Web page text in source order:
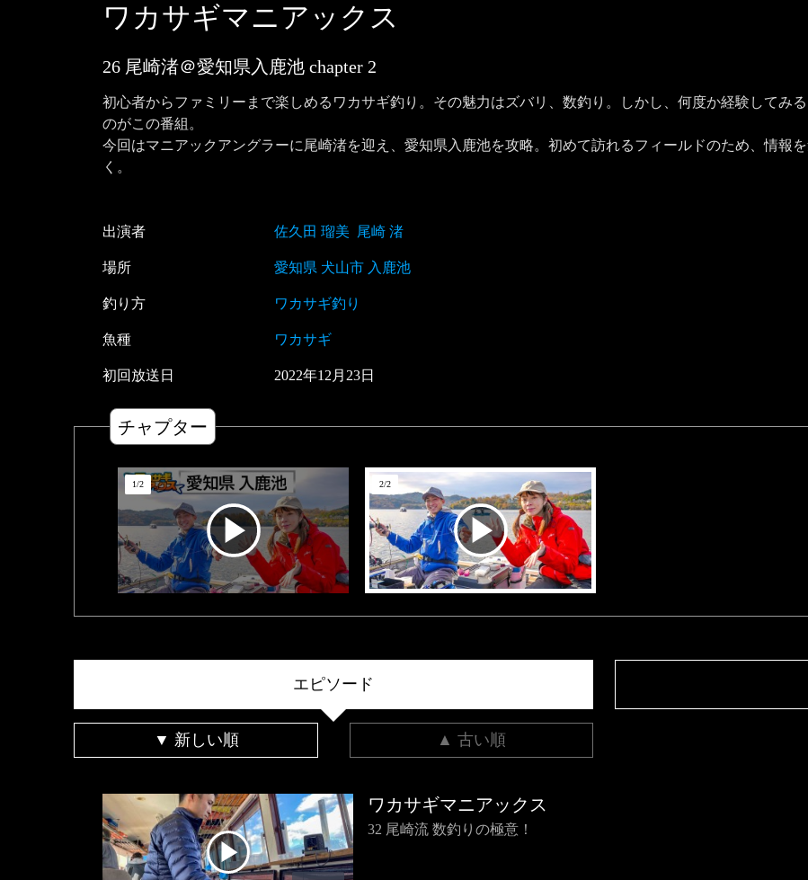
ワカサギマニアックス
26 尾崎渚＠愛知県入鹿池 chapter 2
初心者からファミリーまで楽しめるワカサギ釣り。その魅力はズバリ、数釣り。しかし、何度か経験してみ
のがこの番組。
今回はマニアックアングラーに尾崎渚を迎え、愛知県入鹿池を攻略。初めて訪れるフィールドのため、情報
く。
出演者 佐久田 瑠美 尾崎 渚
場所 愛知県 犬山市 入鹿池
釣り方 ワカサギ釣り
魚種 ワカサギ
初回放送日 2022年12 月 23日
チャプター
1/2 2/2
エピソード
▼ 新しい順 ▲ 古い順
ワカサギマニアックス
32 尾崎流 数釣りの極意！